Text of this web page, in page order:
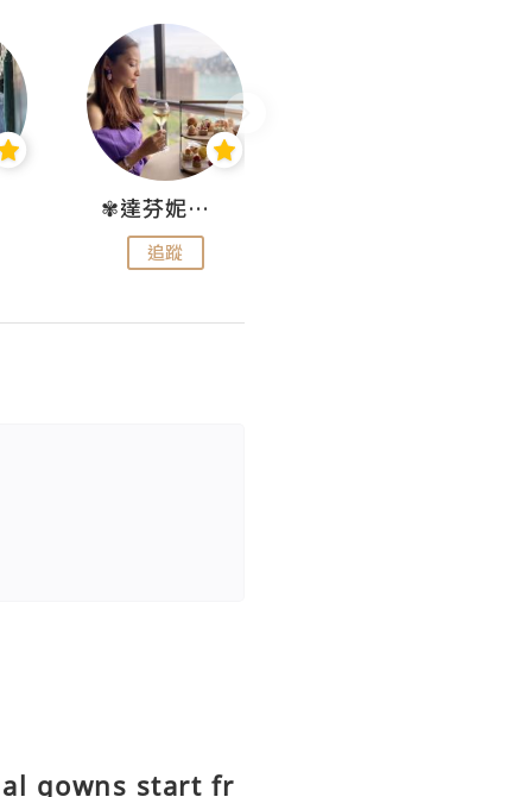
✾達芬妮•愛孩子•愛生活✾
追蹤
gowns start fr